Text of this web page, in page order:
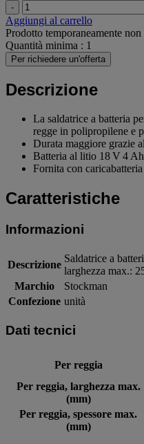
-
Aggiungi al carrello
Prodotto temporaneamente
Quantità minima : 1
Per richiedere un'offerta
Descrizione
La saldatrice a batteria
regge in polipropilene e
Durata maggiore grazie
Batteria al litio 18 V 4
Fornita con
Caratteristiche
Informazioni
Descrizione
Saldatrice a
larghezza max.:
Marchio
Stockman
Confezione unità
Dati tecnici
Per reggia
Per reggia, larghezza max.
(mm)
Per reggia, spessore max.
(mm)